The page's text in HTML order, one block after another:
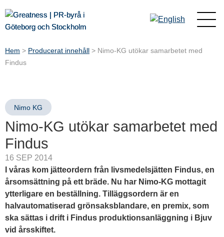
Hem > Producerat innehåll > Nimo-KG utökar samarbetet med
Findus
Nimo KG
Nimo-KG utökar samarbetet med
Findus
16 SEP 2014
I våras kom jätteordern från livsmedelsjätten Findus, en
årsomsättning på ett bräde. Nu har Nimo-KG mottagit
ytterligare en beställning. Tilläggsordern är en
halvautomatiserad grönsaksblandare, en premix, som
ska sättas i drift i Findus produktionsanläggning i Bjuv
vid årsskiftet.